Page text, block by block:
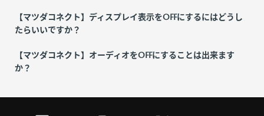
【マツダコネクト】ディスプレイ表示をOFFにするにはどうし
たらいいですか？
【マツダコネクト】オーディオをOFFにすることは出来ます
か？